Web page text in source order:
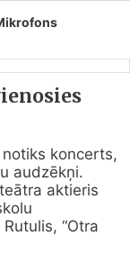
koncerts,
audzēkņi.
aktieris
“Otra